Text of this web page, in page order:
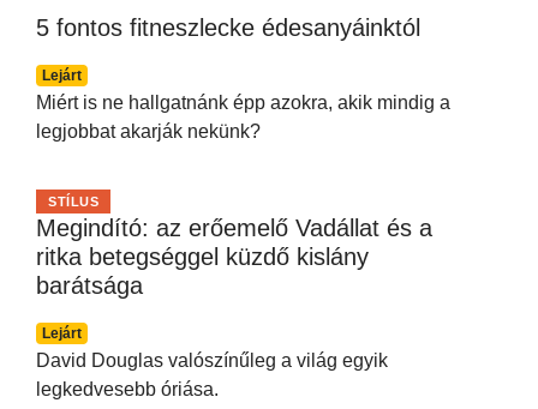
5 fontos fitneszlecke édesanyáinktól
Lejárt
Miért is ne hallgatnánk épp azokra, akik mindig a
legjobbat akarják nekünk?
Megindító: az erőemelő Vadállat és a
ritka betegséggel küzdő kislány
barátsága
Lejárt
STÍLUS
David Douglas valószínűleg a világ egyik
legkedvesebb óriása.